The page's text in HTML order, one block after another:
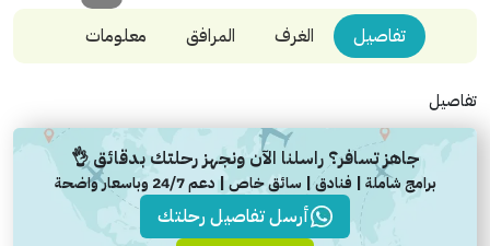
تفاصيل الغرف المرافق معلومات
تفاصيل
جاهز تسافر؟ راسلنا الآن ونجهز رحلتك بدقائق 👌
برامج شاملة | فنادق | سائق خاص | دعم 24/7 وباسعار واضحة
أرسل تفاصيل رحلتك